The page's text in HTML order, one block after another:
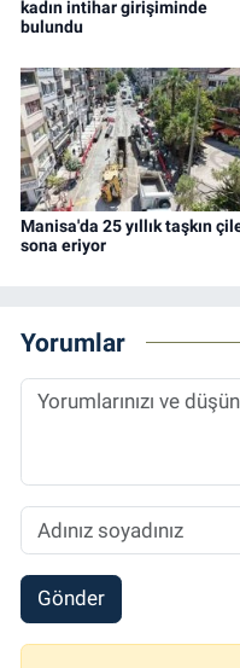
kadın intihar girişiminde
bulundu
Manisa'da 25 yıllık taşkın
sona eriyor
Yorumlar
Gönder